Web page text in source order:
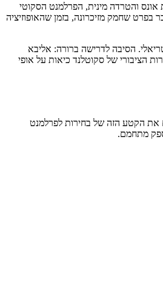
והטרדה מינית, הפרלמנט הסקוטי
שחמק מזיכרונה, בזמן שהאופוזיציה
הסיבה לדרישה ברורה: אליבא
הציבורי של סקוטלנד כיאות על אופי
את הקטע הזה של בחירות לפרלמנט